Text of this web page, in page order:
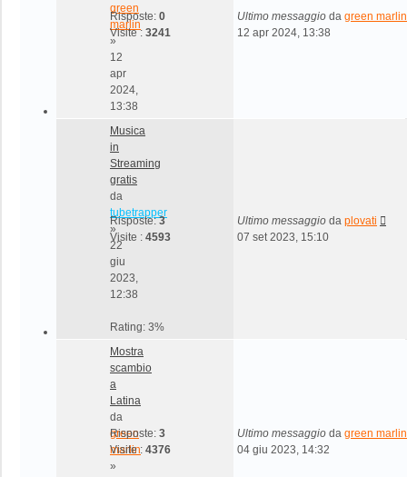
green
marlin
»
12
apr
2024,
13:38
Risposte: 0
Visite : 3241
Ultimo messaggio da green marlin
12 apr 2024, 13:38
Musica
in
Streaming
gratis
da
tubetrapper
»
22
giu
2023,
12:38
Rating: 3%
Risposte:3
Visite : 4593
Ultimo messaggio da plovati
07 set 2023, 15:10
Mostra
scambio
a
Latina
da
green
marlin
»
Risposte: 3
Visite : 4376
Ultimo messaggio da green marlin
04 giu 2023, 14:32